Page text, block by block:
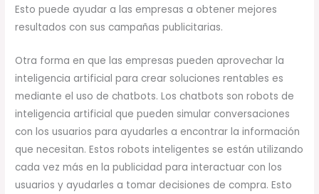
Esto puede ayudar a las empresas a obtener mejores
resultados con sus campañas publicitarias.
Otra forma en que las empresas pueden aprovechar la
inteligencia artificial para crear soluciones rentables es
mediante el uso de chatbots. Los chatbots son robots de
inteligencia artificial que pueden simular conversaciones
con los usuarios para ayudarles a encontrar la información
que necesitan. Estos robots inteligentes se están utilizando
cada vez más en la publicidad para interactuar con los
usuarios y ayudarles a tomar decisiones de compra. Esto